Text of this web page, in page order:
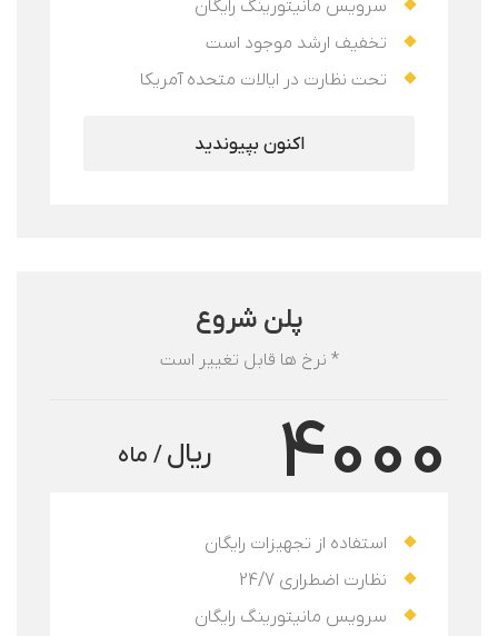
سرویس مانیتورینگ رایگان
تخفیف ارشد موجود است
تحت نظارت در ایالات متحده آمریکا
اکنون بپیوندید
پلن شروع
* نرخ ها قابل تغییر است
ریال 4000 / ماه
استفاده از تجهیزات رایگان
نظارت اضطراری 24/7
سرویس مانیتورینگ رایگان